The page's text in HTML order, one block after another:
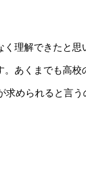
理解できたと
あくまでも高
められると言う